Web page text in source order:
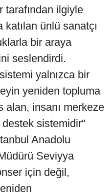
tarafından ilgiyle
ünlü sanatçı
bir araya
seslendirdi.
yalnızca bir
yeniden topluma
alan, insanı merkeze
sistemidir"
Anadolu
Seviyya
için değil,